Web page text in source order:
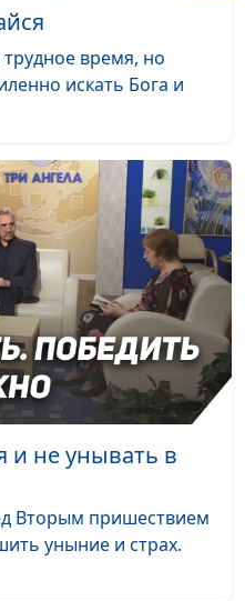
Габрусевич,
литературовед
Габрусевич,
богослов,
Богданенков,
литературовед
#121
Габрусевич,
богослов,
Богданенков,
литературовед
#120
время, но
искать Бога и
и не унывать в
Вторым пришествием
уныние и страх.